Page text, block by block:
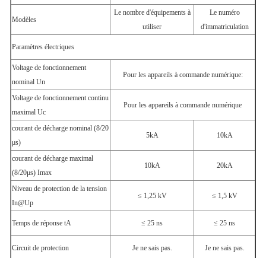
Modèles
Le nombre d'équipements à
utiliser
Le numéro
d'immatriculation
Paramètres électriques
Voltage de fonctionnement
nominal Un
Pour les appareils à commande numérique:
Voltage de fonctionnement continu
maximal Uc
Pour les appareils à commande numérique
courant de décharge nominal (8/20
μs)
5kA 10kA
courant de décharge maximal
(8/20μs) Imax
10kA 20kA
Niveau de protection de la tension
In@Up
≤ 1,25 kV ≤ 1,5 kV
Temps de réponse tA ≤ 25 ns ≤ 25 ns
Circuit de protection Je ne sais pas. Je ne sais pas.